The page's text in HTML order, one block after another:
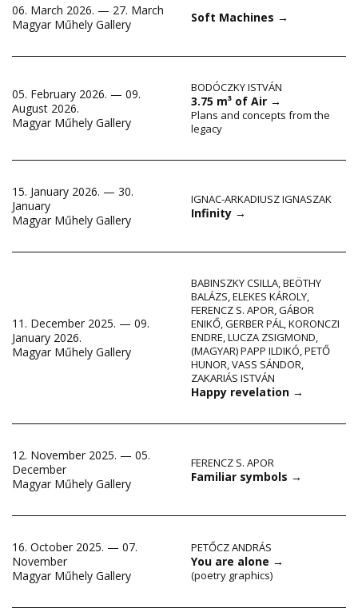
06. March 2026. — 27. March
Magyar Műhely Gallery
Soft Machines →
05. February 2026. — 09.
August 2026.
Magyar Műhely Gallery
BODÓCZKY ISTVÁN
3.75 m³ of Air →
Plans and concepts from the
legacy
15. January 2026. — 30.
January
Magyar Műhely Gallery
IGNAC-ARKADIUSZ IGNASZAK
Infinity →
11. December 2025. — 09.
January 2026.
Magyar Műhely Gallery
BABINSZKY CSILLA,BEÖTHY
BALÁZS,ELEKES KÁROLY,
FERENCZ S. APOR,GÁBOR
ENIKŐ,GERBER PÁL,KORONCZI
ENDRE,LUCZA ZSIGMOND,
(MAGYAR) PAPP ILDIKÓ,PETŐ
HUNOR,VASS SÁNDOR,
ZAKARIÁS ISTVÁN
Happy revelation →
12. November 2025. — 05.
December
Magyar Műhely Gallery
FERENCZ S. APOR
Familiar symbols →
16. October 2025. — 07.
November
Magyar Műhely Gallery
PETŐCZ ANDRÁS
You are alone →
(poetry graphics)